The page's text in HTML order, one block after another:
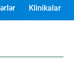
Klinikalar